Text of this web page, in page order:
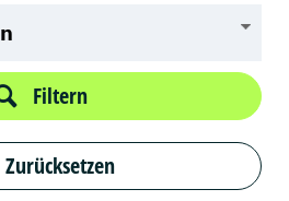
Filtern
Zurücksetzen